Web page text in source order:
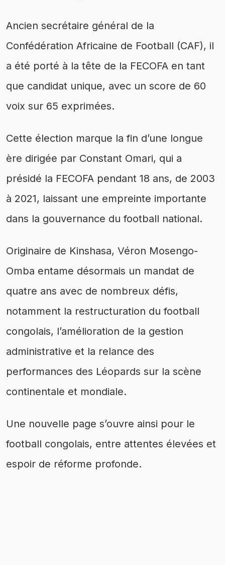
Ancien secrétaire général de la
Confédération Africaine de Football (CAF), il
a été porté à la tête de la FECOFA en tant
que candidat unique, avec un score de 60
voix sur 65 exprimées.
Cette élection marque la fin d’une longue
ère dirigée par Constant Omari, qui a
présidé la FECOFA pendant 18 ans, de 2003
à 2021, laissant une empreinte importante
dans la gouvernance du football national.
Originaire de Kinshasa, Véron Mosengo-
Omba entame désormais un mandat de
quatre ans avec de nombreux défis,
notamment la restructuration du football
congolais, l’amélioration de la gestion
administrative et la relance des
performances des Léopards sur la scène
continentale et mondiale.
Une nouvelle page s’ouvre ainsi pour le
football congolais, entre attentes élevées et
espoir de réforme profonde.